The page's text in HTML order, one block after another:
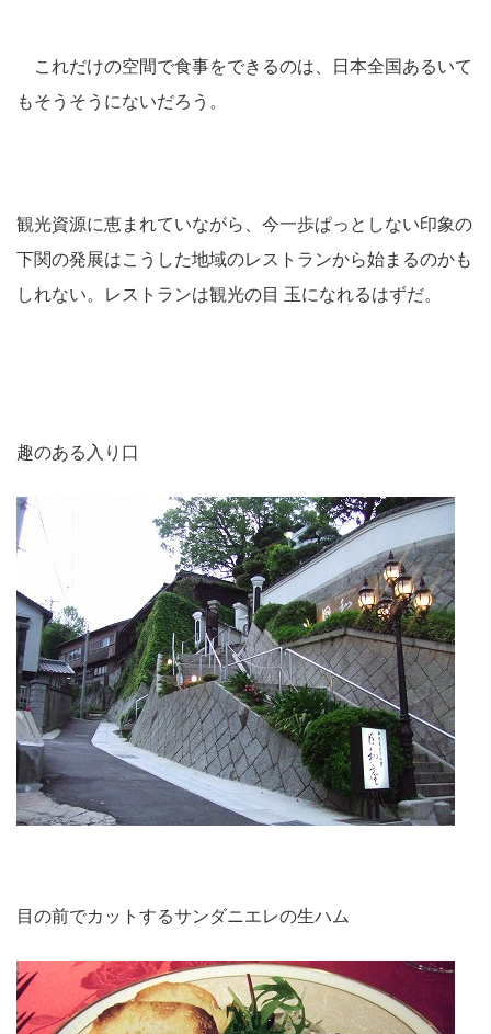
これだけの空間で食事をできるのは、日本全国あるいて
もそうそうにないだろう。
観光資源に恵まれていながら、今一歩ぱっとしない印象の
下関の発展はこうした地域のレストランから始まるのかも
しれない。レストランは観光の目 玉になれるはずだ。
趣のある入り口
目の前でカットするサンダニエレの生ハム